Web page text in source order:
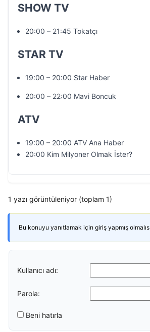
SHOW TV
20:00 – 21:45 Tokatçı
STAR TV
19:00 – 20:00 Star Haber
20:00 – 22:00 Mavi Boncuk
ATV
19:00 – 20:00 ATV Ana Haber
20:00 Kim Milyoner Olmak İster?
1 yazı görüntüleniyor (toplam 1)
Bu konuyu yanıtlamak için giriş yapmış
Kullanıcı adı:
Parola:
Beni hatırla